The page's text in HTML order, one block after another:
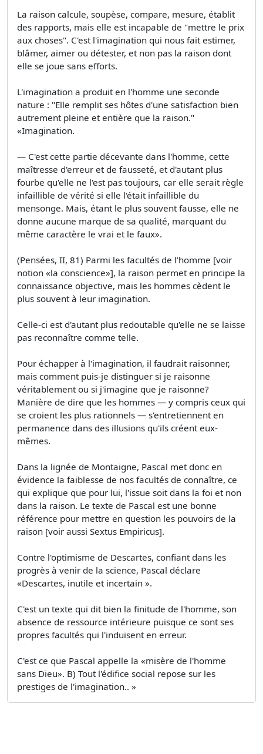
La raison calcule, soupèse, compare, mesure, établit
des rapports, mais elle est incapable de "mettre le prix
aux choses". C'est l'imagination qui nous fait estimer,
blâmer, aimer ou détester, et non pas la raison dont
elle se joue sans efforts.
L'imagination a produit en l'homme une seconde
nature : "Elle remplit ses hôtes d'une satisfaction bien
autrement pleine et entière que la raison."
«Imagination.
— C'est cette partie décevante dans l'homme, cette
maîtresse d'erreur et de fausseté, et d'autant plus
fourbe qu'elle ne l'est pas toujours, car elle serait règle
infaillible de vérité si elle l'était infaillible du
mensonge. Mais, étant le plus souvent fausse, elle ne
donne aucune marque de sa qualité, marquant du
même caractère le vrai et le faux».
(Pensées, II, 81) Parmi les facultés de l'homme [voir
notion «la conscience»], la raison permet en principe la
connaissance objective, mais les hommes cèdent le
plus souvent à leur imagination.
Celle-ci est d'autant plus redoutable qu'elle ne se laisse
pas reconnaître comme telle.
Pour échapper à l'imagination, il faudrait raisonner,
mais comment puis-je distinguer si je raisonne
véritablement ou si j'imagine que je raisonne?
Manière de dire que les hommes — y compris ceux qui
se croient les plus rationnels — s'entretiennent en
permanence dans des illusions qu'ils créent eux-
mêmes.
Dans la lignée de Montaigne, Pascal met donc en
évidence la faiblesse de nos facultés de connaître, ce
qui explique que pour lui, l'issue soit dans la foi et non
dans la raison. Le texte de Pascal est une bonne
référence pour mettre en question les pouvoirs de la
raison [voir aussi Sextus Empiricus].
Contre l'optimisme de Descartes, confiant dans les
progrès à venir de la science, Pascal déclare
«Descartes, inutile et incertain ».
C'est un texte qui dit bien la finitude de l'homme, son
absence de ressource intérieure puisque ce sont ses
propres facultés qui l'induisent en erreur.
C'est ce que Pascal appelle la «misère de l'homme
sans Dieu». B) Tout l'édifice social repose sur les
prestiges de l'imagination.. »